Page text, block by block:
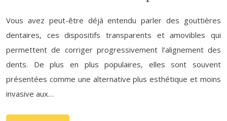
Vous avez peut-être déjà entendu parler des gouttières
dentaires, ces dispositifs transparents et amovibles qui
permettent de corriger progressivement l’alignement des
dents. De plus en plus populaires, elles sont souvent
présentées comme une alternative plus esthétique et moins
invasive aux…